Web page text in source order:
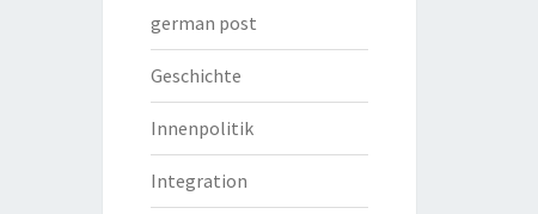
german post
Geschichte
Innenpolitik
Integration